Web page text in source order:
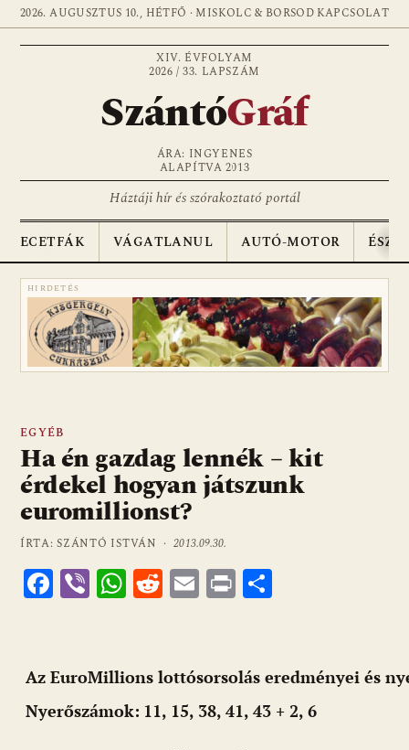
2026. AUGUSZTUS 10., HÉTFŐ · MISKOLC & BORSOD KAPCSOLAT
XIV. ÉVFOLYAM
2026 / 33. LAPSZÁM
SzántóGráf
ÁRA: INGYENES
ALAPÍTVA 2013
Háztáji hír és szórakoztató portál
ECETFÁK VÁGATLANUL AUTÓ-MOTOR
HIRDETÉS
EGYÉB
Ha én gazdag lennék – kit
érdekel hogyan játszunk
euromillionst?
ÍRTA: SZÁNTÓ ISTVÁN ·2013.09.30.
F
b
o
o
Vi W
s
A
p
R
di
t
E
l
Pr
m
e
Az EuroMillions lottósorsolás eredményei és
Nyerőszámok: 11, 15, 38, 41, 43 + 2, 6